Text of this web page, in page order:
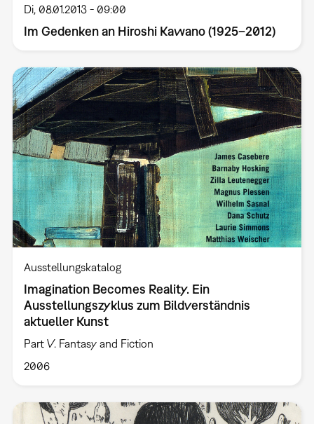
Di, 08.01.2013 - 09:00
Im Gedenken an Hiroshi Kawano (1925–2012)
Ausstellungskatalog
Imagination Becomes Reality. Ein
Ausstellungszyklus zum Bildverständnis
aktueller Kunst
Part V. Fantasy and Fiction
2006